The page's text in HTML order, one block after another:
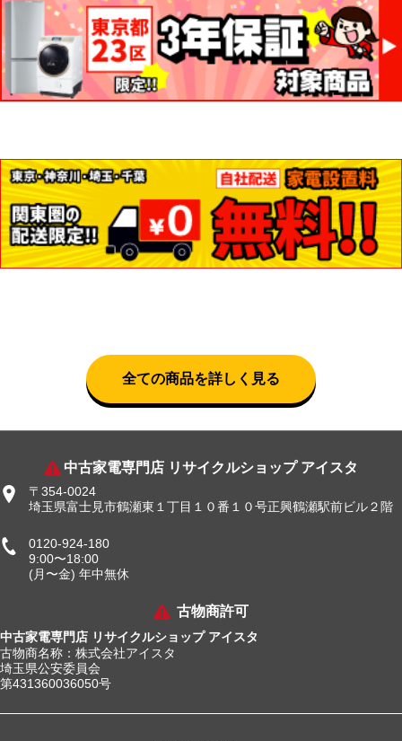
全ての商品を詳しく見る
中古家電専門店 リサイクルショップ アイスタ
〒354-0024
埼玉県富士見市鶴瀬東１丁目１０番１０号正興鶴瀬駅前ビル２階
0120-924-180
9:00〜18:00
(月〜金) 年中無休
古物商許可
中古家電専門店 リサイクルショップ アイスタ
古物商名称：株式会社アイスタ
埼玉県公安委員会
第431360036050号